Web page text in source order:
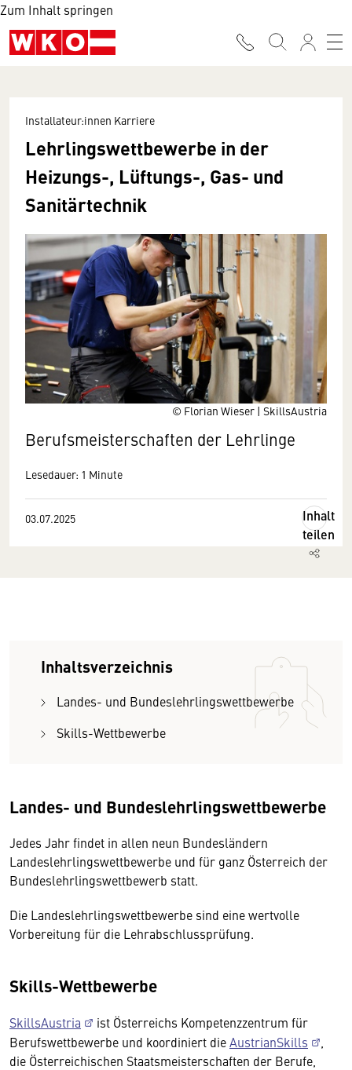
Zum Inhalt springen
© Florian Wieser | SkillsAustria
Installateur:innen Karriere
Lehrlingswettbewerbe in der
Heizungs-, Lüftungs-, Gas- und
Sanitärtechnik
Berufsmeisterschaften der Lehrlinge
Lesedauer: 1 Minute
03.07.2025
Inhalt
teilen
Inhaltsverzeichnis
Landes- und Bundeslehrlingswettbewerbe
Skills-Wettbewerbe
Landes- und Bundeslehrlingswettbewerbe
Jedes Jahr findet in allen neun Bundesländern
Landeslehrlingswettbewerbe und für ganz Österreich der
Bundeslehrlingswettbewerb statt.
Die Landeslehrlingswettbewerbe sind eine wertvolle
Vorbereitung für die Lehrabschlussprüfung.
Skills-Wettbewerbe
SkillsAustria
ist Österreichs Kompetenzzentrum für
Berufswettbewerbe und koordiniert dieAustrianSkills
die Österreichischen Staatsmeisterschaften der Berufe,